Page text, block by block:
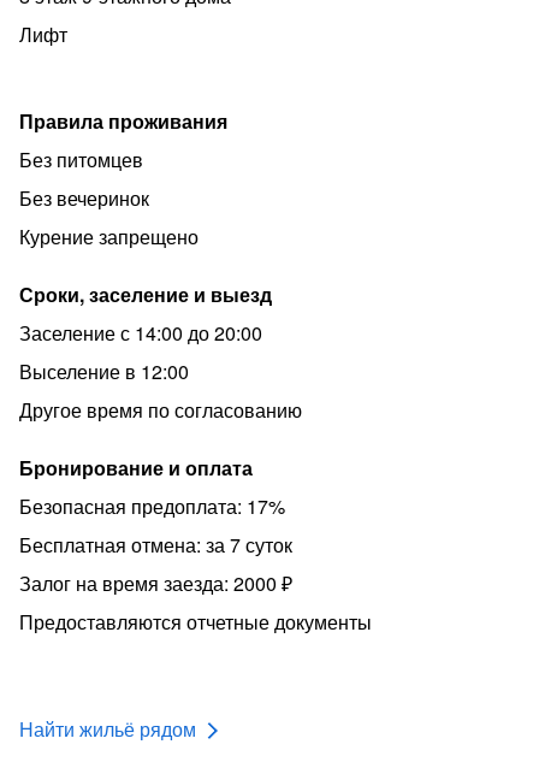
Лифт
Правила проживания
Без питомцев
Без вечеринок
Курение запрещено
Сроки, заселение и выезд
Заселение с 14:00 до 20:00
Выселение в 12:00
Другое время по согласованию
Бронирование и оплата
Безопасная предоплата: 17%
Бесплатная отмена: за 7 суток
Залог на время заезда: 2000 ₽
Предоставляются отчетные документы
Найти жильё рядом